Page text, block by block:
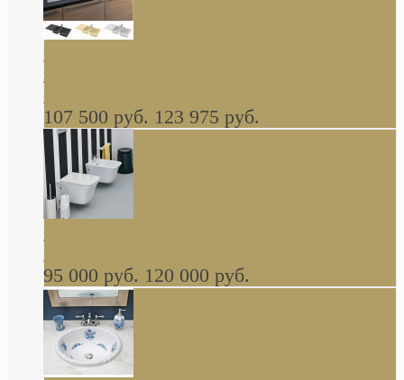
керамическая мойка 1160 x 510 мм белая,
серая, черная, бежевая В НАЛИЧИИ
107 500 руб. 123 975 руб.
навесное КОМПЛЕКТ
95 000 руб. 120 000 руб.